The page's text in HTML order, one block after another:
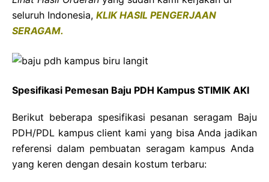
seluruh Indonesia, KLIK HASIL PENGERJAAN
SERAGAM.
Spesifikasi Pemesan Baju PDH Kampus STIMIK AKI
Berikut beberapa spesifikasi pesanan seragam Baju
PDH/PDL kampus client kami yang bisa Anda jadikan
referensi dalam pembuatan seragam kampus Anda
yang keren dengan desain kostum terbaru: